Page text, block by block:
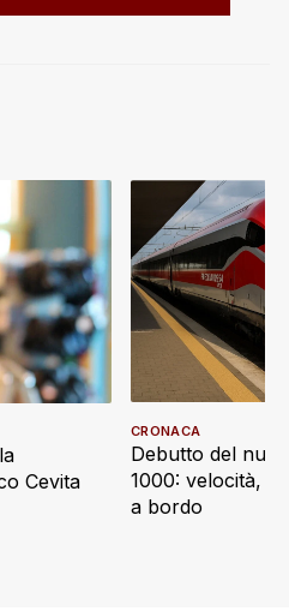
Cevita
Debutto del
1000: velocità,
a bordo
CRONACA